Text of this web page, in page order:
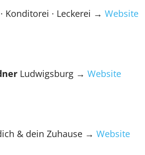
Konditorei · Leckerei → Website
Ludwigsburg → Website
& dein Zuhause → Website